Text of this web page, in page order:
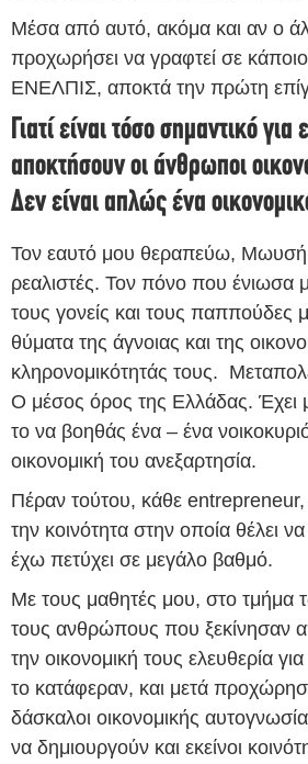
Μέσα από αυτό, ακόμα και αν ο
προχωρήσει να γραφτεί σε
ΕΝΕΛΠΙΣ, αποκτά την πρώτη
Γιατί είναι τόσο σημαντικό
αποκτήσουν οι άνθρωποι
Δεν είναι απλώς ένα
Τον εαυτό μου θεραπεύω, Μωυσή.
ρεαλιστές. Τον πόνο που ένιωσα
τους γονείς και τους παππούδες
θύματα της άγνοιας και της
κληρονομικότητάς τους.
Ο μέσος όρος της Ελλάδας. Έχει
το να βοηθάς ένα – ένα
οικονομική του ανεξαρτησία.
Πέραν τούτου, κάθε entrepreneur,
την κοινότητα στην οποία θέλει
έχω πετύχει σε μεγάλο βαθμό.
Με τους μαθητές μου, στο τμήμα
τους ανθρώπους που ξεκίνησαν
την οικονομική τους ελευθερία
το κατάφεραν, και μετά
δάσκαλοι οικονομικής
να δημιουργούν και εκείνοι